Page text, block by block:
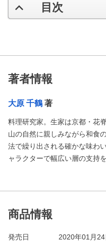
目次
著者情報
大原 千鶴 著
料理研究家。生家は京都・花
山の自然に親しみながら和食
法で繰り出される確かな味わ
ャラクターで幅広い層の支持
商品情報
発売日
2020年01月24